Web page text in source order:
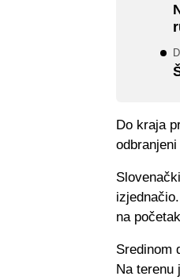
Do kraja
na
Sredinom
Na terenu